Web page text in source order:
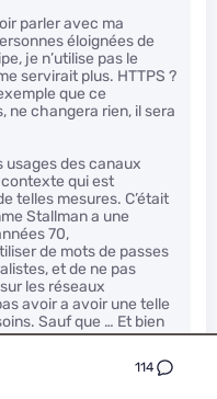
114
parler avec ma
éloignées de
je n’utilise pas le
servirait plus. HTTPS ?
que ce
ne changera rien, il sera
usages des canaux
qui est
telles mesures. C’était
Stallman a une
70,
de mots de passes
et de ne pas
les réseaux
avoir a avoir une telle
Sauf que … Et bien